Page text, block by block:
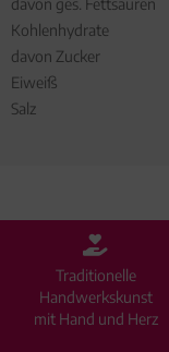
davon ges. Fettsäuren
Kohlenhydrate
davon Zucker
Eiweiß
Salz
Traditionelle
Handwerkskunst
mit Hand und Herz